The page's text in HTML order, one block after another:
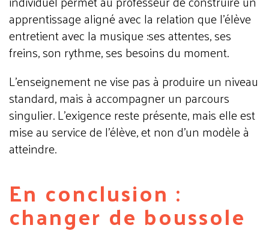
apprentissage aligné avec la relation que l’élève
entretient avec la musique :ses attentes, ses
freins, son rythme, ses besoins du moment.
L’enseignement ne vise pas à produire un niveau
standard, mais à accompagner un parcours
singulier. L’exigence reste présente, mais elle est
mise au service de l’élève, et non d’un modèle à
atteindre.
En conclusion :
changer de boussole